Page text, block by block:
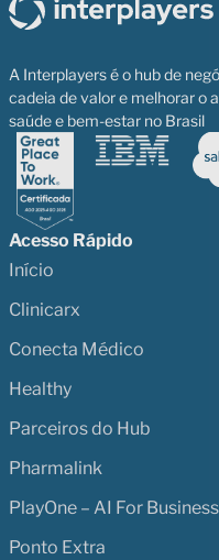
A Interplayers é o hub de
cadeia de valor e melhorar o
saúde e bem-estar no Brasil
Acesso Rápido
Início
Clinicarx
Conecta Médico
Healthy
Parceiros do Hub
Pharmalink
PlayOne – AI For Business
Ponto Extra